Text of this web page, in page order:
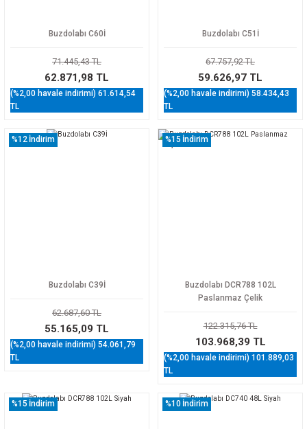
Buzdolabı C60İ
71.445,43 TL
62.871,98 TL
(%2,00 havale indirimi) 61.614,54
TL
Buzdolabı C51İ
67.757,92 TL
59.626,97 TL
(%2,00 havale indirimi) 58.434,43
TL
%12 İndirim
Buzdolabı C39İ
62.687,60 TL
55.165,09 TL
(%2,00 havale indirimi) 54.061,79
TL
%15 İndirim
Buzdolabı DCR788 102L
Paslanmaz Çelik
122.315,76 TL
103.968,39 TL
(%2,00 havale indirimi) 101.889,03
TL
%15 İndirim %10 İndirim